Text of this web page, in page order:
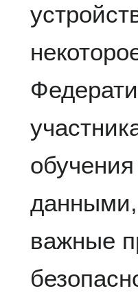
данными,
важные